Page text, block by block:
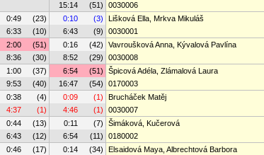
15:14 (51)
0030006
0:49 (23) 0:10 (3)
Lišková Ella, Mrkva Mikuláš
6:33 (10) 6:43 (9)
0030001
2:00 (51) 0:16 (42)
Vavroušková Anna, Kývalová Pavlína
8:36 (30) 8:52 (29)
0030008
1:00 (37) 6:54 (51)
Špicová Adéla, Zlámalová Laura
9:53 (40) 16:47 (54)
0170003
0:38 (4) 0:09 (1)
Brucháček Matěj
4:37 (1) 4:46 (1)
0030007
0:44 (13) 0:11 (7)
Šimáková, Kučerová
6:43 (12) 6:54 (11)
0180002
0:46 (17) 0:14 (34)
Elsaidová Maya, Albrechtová Barbora